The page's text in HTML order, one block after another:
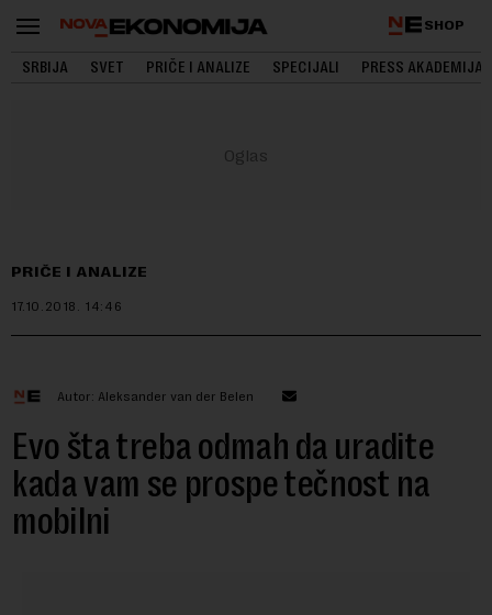
SHOP
SRBIJA SVET PRIČE I ANALIZE SPECIJALI PRESS AKADEMIJA
PRIČE I ANALIZE
17.10.2018. 14:46
Autor: Aleksander van der Belen
Evo šta treba odmah da uradite
kada vam se prospe tečnost na
mobilni